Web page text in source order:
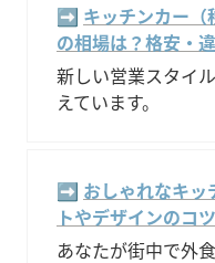
➡️ キッチンカー
の相場は？格安・
新しい営業スタイ
えています。
➡️ おしゃれなキッ
トやデザインのコ
あなたが街中で外